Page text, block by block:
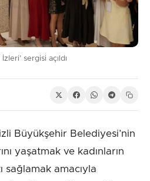
sergisi açıldı
Büyükşehir Belediyesi’nin
yaşatmak ve kadınların
sağlamak amacıyla